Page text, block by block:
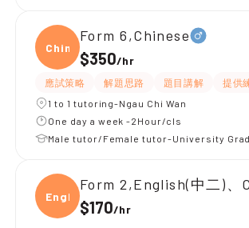
Chine
Form 6,Chinese
$350/hr
應試策略 解題思路 題目講解 提供
1 to 1 tutoring-Ngau Chi Wan
One day a week -2Hour/cls
Male tutor/Female tutor-University
Engli
Form 2,English(中二)
$170/hr